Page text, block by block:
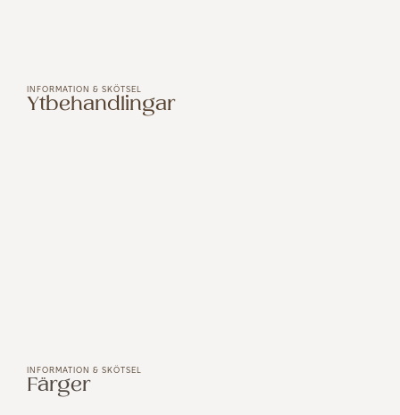
INFORMATION & SKÖTSEL
Ytbehandlingar
INFORMATION & SKÖTSEL
Färger